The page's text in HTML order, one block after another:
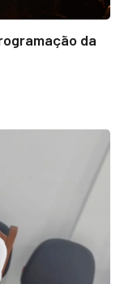
da